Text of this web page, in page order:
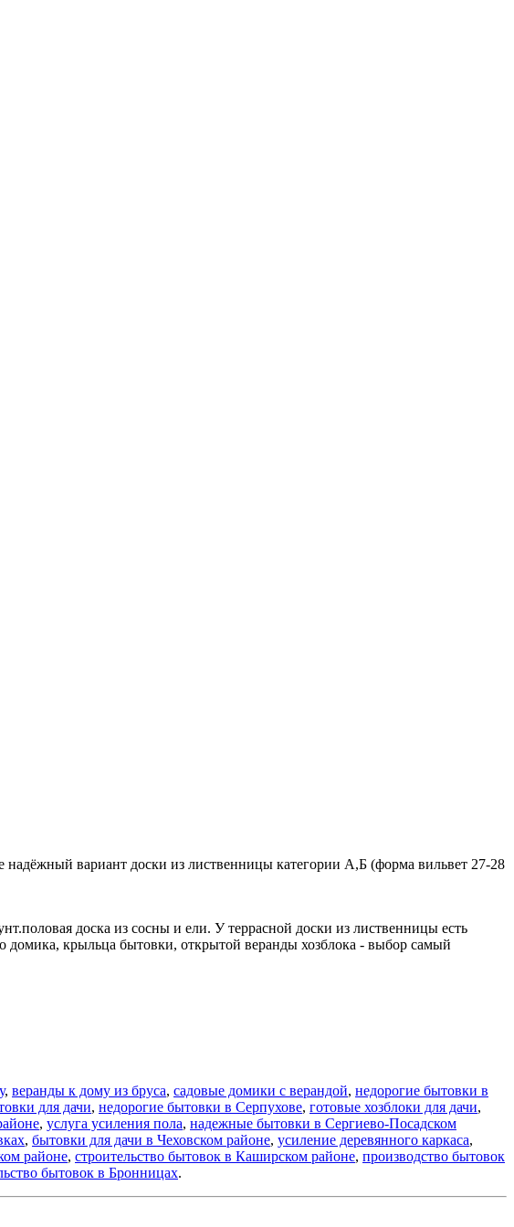
вариант доски из лиственницы категории А,Б (форма вильвет 27-28
доска из сосны и ели. У террасной доски из лиственницы есть
домика, крыльца бытовки, открытой веранды хозблока - выбор самый
, веранды к дому из бруса, садовые домики с верандой, недорогие бытовки в
для дачи, недорогие бытовки в Серпухове, готовые хозблоки для дачи,
, услуга усиления пола, надежные бытовки в Сергиево-Посадском
, бытовки для дачи в Чеховском районе, усиление деревянного каркаса,
районе, строительство бытовок в Каширском районе, производство бытовок
бытовок в Бронницах.